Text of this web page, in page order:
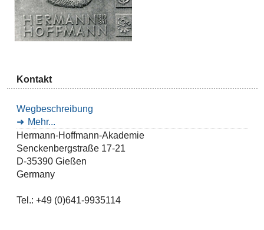
Kontakt
Wegbeschreibung
Mehr...
Hermann-Hoffmann-Akademie
Senckenbergstraße 17-21
D-35390 Gießen
Germany
Tel.: +49 (0)641-9935114